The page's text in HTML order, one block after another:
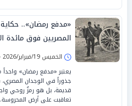
«مدفع رمضان»..
المصريين فوق مائدة
الخميس 19/فبراير/2026 - 04:56 م
يعتبر «مدفع رمضان»
جذوراً في الوجدان
قديمة، بل هو رمزٌ روحي
تعاقبت على أرض المحروسة.